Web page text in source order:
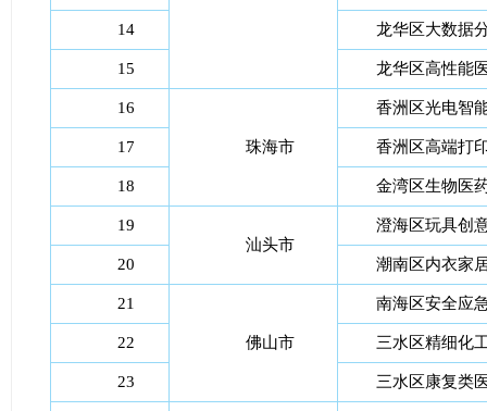
14 龙华区大数据
15 龙华区高性能
16
珠海市
香洲区光电智
17 香洲区高端打
18 金湾区生物医
19
汕头市
澄海区玩具创
20 潮南区内衣家
21
佛山市
南海区安全应
22 三水区精细化
23 三水区康复类